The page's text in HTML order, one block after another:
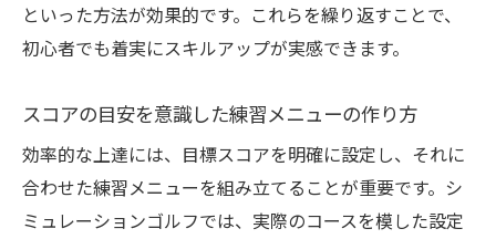
といった方法が効果的です。これらを繰り返すことで、
初心者でも着実にスキルアップが実感できます。
スコアの目安を意識した練習メニューの作り方
効率的な上達には、目標スコアを明確に設定し、それに
合わせた練習メニューを組み立てることが重要です。シ
ミュレーションゴルフでは、実際のコースを模した設定